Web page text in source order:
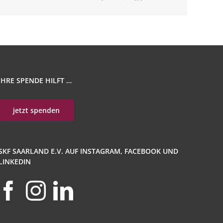
SPENDE HILFT …
jetzt spenden
SAARLAND E.V. AUF INSTAGRAM, FACEBOOK UND